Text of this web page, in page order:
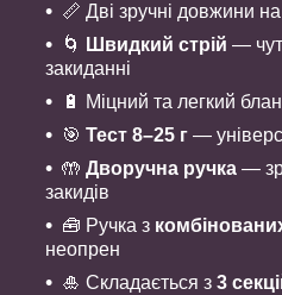
📏 Дві зручні довжини на
🌀
Швидкий стрій —
закиданні
🔋 Міцний та легкий
🎯 Тест 8–25 г —
🤲 Дворучна ручка —
закидів
🧰 Ручка з
неопрен
🎍 Складається з 3